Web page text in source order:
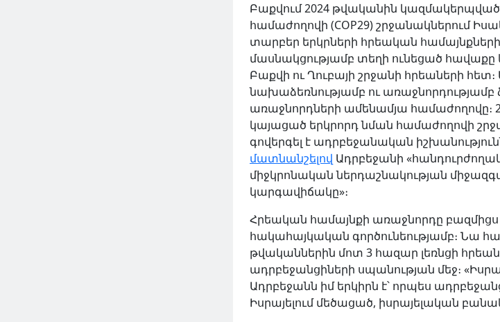
ԿԱՐԴԱԼ ԱՎԵԼԻՆ
ինքնասպան լինում 2020 թվականի
ԿԱՐԴԱԼ ԱՎԵԼԻՆ
Բաքվում 2024 թվականին
համաժողովի (COP29) շրջանակներում
տարբեր երկրների հրեական
մասնակցությամբ տեղի ունեցած հավաքը
Բաքվի ու Ղուբայի շրջանի հրեաների
նախաձեռնությամբ ու առաջնորդությամբ
առաջնորդների ամենամյա համաժողովը։
կայացած երկրորդ նման համաժողովի
գովերգել է ադրբեջանական
մատնանշելով Ադրբեջանի
միջկրոնական ներդաշնակության
կարգավիճակը»։
Հրեական համայնքի առաջնորդը բազմիցս
հակահայկական գործունեությամբ։ Նա
թվականներին մոտ 3 հազար լեռնցի
ադրբեջանցիների սպանության մեջ։
Ադրբեջանն իմ երկիրն է՝ որպես
Իսրայելում մեծացած, իսրայելական